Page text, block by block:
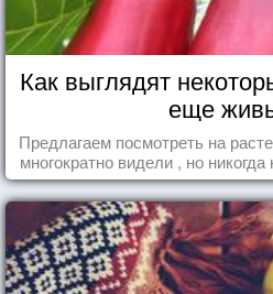
Как выглядят
еще
Предлагаем посмотреть на
многократно видели , но
употребляете